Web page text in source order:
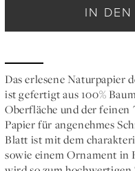
IN DEN
Das erlesene Naturpapier
ist gefertigt aus 100%
Oberfläche und der feinen
Papier für angenehmes
Blatt ist mit dem
sowie einem Ornament in